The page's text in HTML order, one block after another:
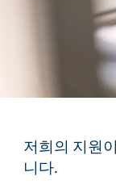
저희의 지원
니다.